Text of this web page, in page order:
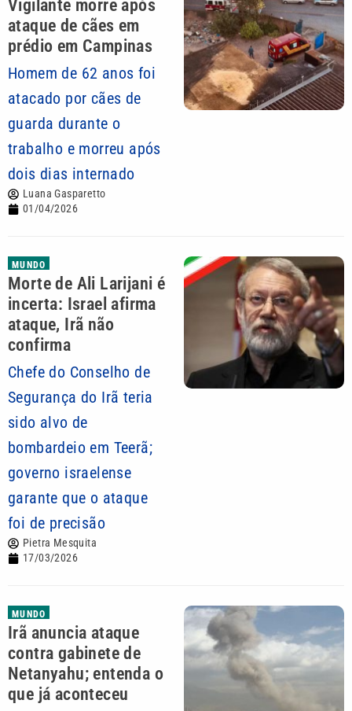
Vigilante morre após
ataque de cães em
prédio em Campinas
Homem de 62 anos foi
atacado por cães de
guarda durante o
trabalho e morreu após
dois dias internado
Luana Gasparetto
01/04/2026
MUNDO
Morte de Ali Larijani é
incerta: Israel afirma
ataque, Irã não
confirma
Chefe do Conselho de
Segurança do Irã teria
sido alvo de
bombardeio em Teerã;
governo israelense
garante que o ataque
foi de precisão
Pietra Mesquita
17/03/2026
MUNDO
Irã anuncia ataque
contra gabinete de
Netanyahu; entenda o
que já aconteceu